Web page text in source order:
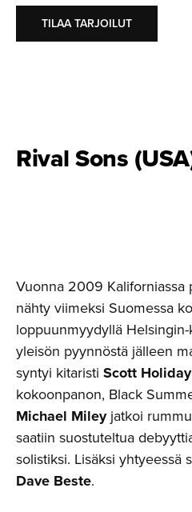
TILAA TARJOILUT
Rival Sons
Vuonna 2009 Kaliforniassa
nähty viimeksi Suomessa
loppuunmyydyllä
yleisön pyynnöstä jälleen
syntyi kitaristi Scott
kokoonpanon, Black
Michael Mileyjatkoi
saatiin suostuteltua
solistiksi. Lisäksi yhtyeessä
Dave Beste.